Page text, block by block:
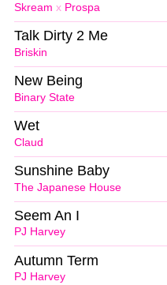
Skream x Prospa
Briskin
Talk Dirty 2 Me
Binary State
New Being
Claud
Wet
The Japanese House
Sunshine Baby
PJ Harvey
Seem An I
PJ Harvey
Autumn Term